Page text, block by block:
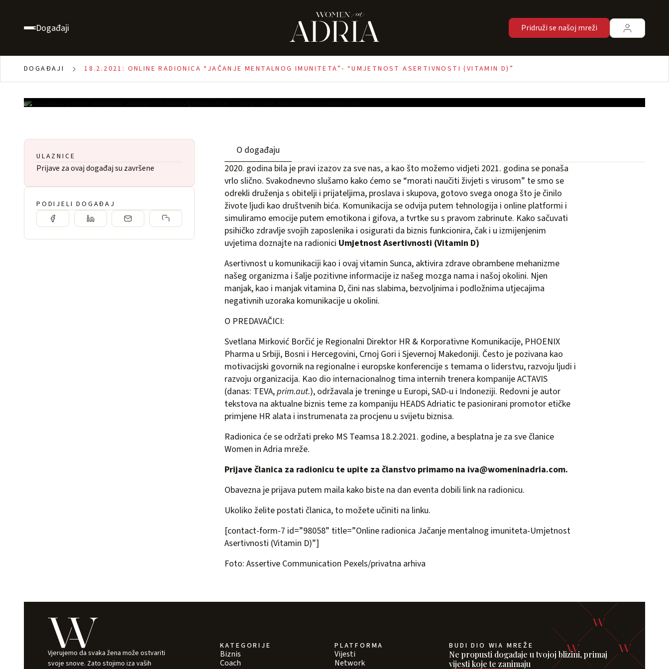
Događaji Pridruži se našoj mreži
DOGAĐAJI 18.2.2021: ONLINE RADIONICA “JAČANJE MENTALNOG IMUNITETA”- “UMJETNOST ASERTIVNOSTI (VITAMIN D)”
D)”
15:00 - 17:00
100.00 €
ULAZNICE
Prijave za ovaj događaj su završene
PODIJELI DOGAĐAJ
O događaju
2020. godina bila je pravi izazov za sve nas, a kao što možemo vidjeti 2021. godina se ponaša
vrlo slično. Svakodnevno slušamo kako ćemo se “morati naučiti živjeti s virusom” te smo se
odrekli druženja s obitelji i prijateljima, proslava i skupova, gotovo svega onoga što je činilo
živote ljudi kao društvenih bića. Komunikacija se odvija putem tehnologija i online platformi i
simuliramo emocije putem emotikona i gifova, a tvrtke su s pravom zabrinute. Kako sačuvati
psihičko zdravlje svojih zaposlenika i osigurati da biznis funkcionira, čak i u izmijenjenim
uvjetima doznajte na radionici Umjetnost Asertivnosti (Vitamin D)
Asertivnost u komunikaciji kao i ovaj vitamin Sunca, aktivira zdrave obrambene mehanizme
našeg organizma i šalje pozitivne informacije iz našeg mozga nama i našoj okolini. Njen
manjak, kao i manjak vitamina D, čini nas slabima, bezvoljnima i podložnima utjecajima
negativnih uzoraka komunikacije u okolini.
O PREDAVAČICI:
Svetlana Mirković Borčić je Regionalni Direktor HR & Korporativne Komunikacije, PHOENIX
Pharma u Srbiji, Bosni i Hercegovini, Crnoj Gori i Sjevernoj Makedoniji. Često je pozivana kao
motivacijski govornik na regionalne i europske konferencije s temama o liderstvu, razvoju ljudi i
razvoju organizacija. Kao dio internacionalnog tima internih trenera kompanije ACTAVIS
(danas: TEVA,prim.aut.), održavala je treninge u Europi, SAD-u i Indoneziji. Redovni je autor
tekstova na aktualne biznis teme za kompaniju HEADS Adriatic te pasionirani promotor etičke
primjene HR alata i instrumenata za procjenu u svijetu biznisa.
Radionica će se održati preko MS Teamsa 18.2.2021. godine, a besplatna je za sve članice
Women in Adria mreže.
Prijave članica za radionicu te upite za članstvo primamo na iva@womeninadria.com.
Obavezna je prijava putem maila kako biste na dan eventa dobili link na radionicu.
Ukoliko želite postati članica, to možete učiniti na linku.
[contact-form-7 id=”98058” title=”Online radionica Jačanje mentalnog imuniteta-Umjetnost
Asertivnosti (Vitamin D)”]
Foto: Assertive Communication Pexels/privatna arhiva
Vjerujemo da svaka žena može ostvariti
svoje snove. Zato stojimo iza vaših
KATEGORIJE
Biznis
Coach
PLATFORMA
Vijesti
Network
BUDI DIO WIA MREŽE
Ne propusti događaje u tvojoj blizini, primaj
vijesti koje te zanimaju